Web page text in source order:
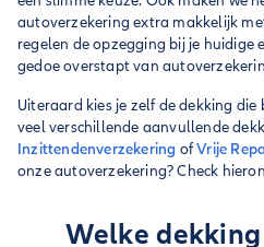
autoverzekering extra makkelijk
regelen de opzegging bij je huidige
gedoe overstapt van
Uiteraard kies je zelf de dekking
veel verschillende aanvullende
Inzittendenverzekering ofVrije
onze autoverzekering? Check
Welke